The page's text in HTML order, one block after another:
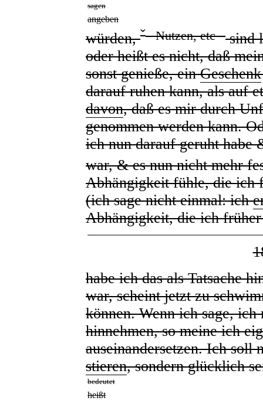
sagen
angeben
würden,ˇ– Nutzen, etc –sind
oder heißt es nicht, daß
sonst genieße, einGeschenk
darauf ruhen kann, als auf
davon, daß es mir durch
genommen werden kann.
ich nun darauf geruht habe
war, & es nun nicht mehr
Abhängigkeit fühle, die ich
(ich sage nicht einmal: ich
Abhängigkeit, die ich
habe ich das als Tatsache
war, scheint jetzt zu
können. Wenn ich sage, ich
hinnehmen, so meine ich
auseinandersetzen. Ich soll
stieren, sondern glücklich
bedeutet
heißt